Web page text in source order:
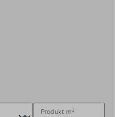
Produkt m²